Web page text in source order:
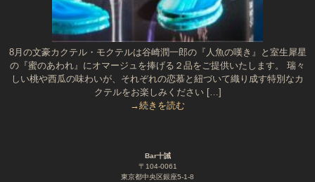
8月の文豪カクテル・モクテルは谷崎潤一郎の『人魚の嘆き』と室生犀星
の『蜜のあわれ』にオマージュを捧げる２品をご提供いたします。 瑞々
しい桃や西瓜の味わいが、それぞれの恋慕と紐づいて織り成す特別なカ
クテルをお楽しみください […]
→続きを読む
Bar十誡
〒104-0061
東京都中央区銀座5-1-8